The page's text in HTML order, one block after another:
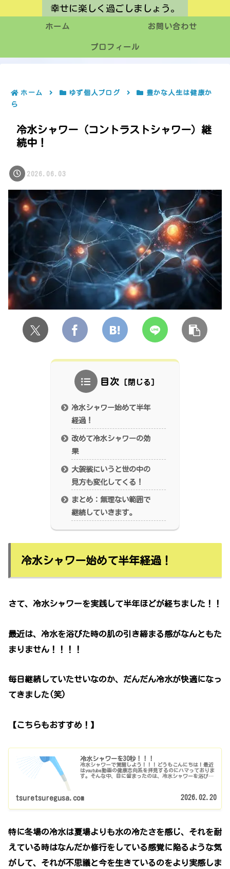
幸せに楽しく過ごしましょう。
ホーム お問い合わせ
プロフィール
ホーム ゆず個人ブログ
豊かな人生は健康か
ら
冷水シャワー（コントラストシャワー）継
続中！
2026.06.03
目次
冷水シャワー始めて半年
経過！
改めて冷水シャワーの効
果
大袈裟にいうと世の中の
見方も変化してくる！
まとめ：無理ない範囲で
継続していきます。
冷水シャワー始めて半年経過！
さて、冷水シャワーを実践して半年ほどが経ちました！！
最近は、冷水を浴びた時の肌の引き締まる感がなんともた
まりません！！！！
毎日継続していたせいなのか、だんだん冷水が快適になっ
てきました(笑)
【こちらもおすすめ！】
冷水シャワーを30秒！！！
冷水シャワーで覚醒しよう！！！どうもこんにちは！最近
はyoutube動画の健康志向系を拝見するのにハマっておりま
す。そんな中、目に留まったのは、冷水シャワーを浴び続
tsuretsuregusa.com 2026.02.20
特に冬場の冷水は夏場よりも水の冷たさを感じ、それを耐
えている時はなんだか修行をしている感覚に陥るような気
がして、それが不思議と今を生きているのをより実感しま